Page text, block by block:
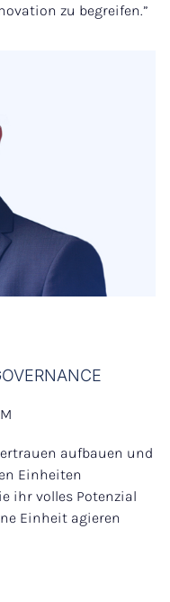
zu begreifen.”
aufbauen und
Einheiten
ihr volles Potenzial
Einheit agieren